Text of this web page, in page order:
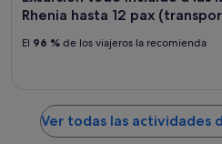
Rhenia hasta 12 pax
El 96 % de los viajeros la recomienda
Ver todas las actividades